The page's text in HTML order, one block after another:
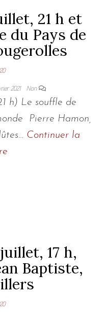
21 h et
du Pays de
2021 Non
h) Le souffle de
Pierre Hamon,
Continuer la
17 h,
Baptiste,